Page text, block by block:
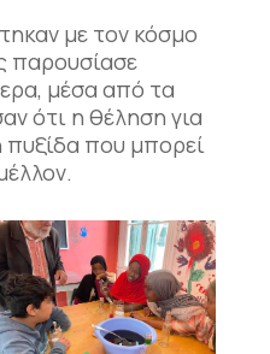
με τον κόσμο
παρουσίασε
μέσα από τα
ότι η θέληση για
πυξίδα που μπορεί